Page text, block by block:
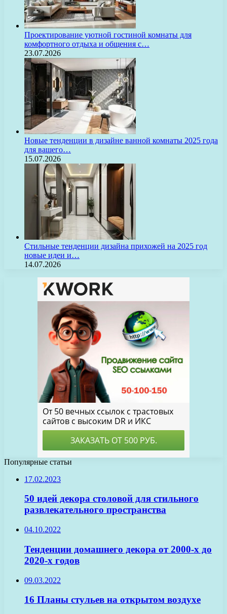
Проектирование уютной гостиной комнаты для
комфортного отдыха и общения с…
23.07.2026
Новые тенденции в дизайне ванной комнаты 2025 года
для вашего…
15.07.2026
Стильные тенденции дизайна прихожей на 2025 год
новые идеи и…
14.07.2026
Популярные статьи
17.02.2023
50 идей декора столовой для стильного
развлекательного пространства
04.10.2022
Тенденции домашнего декора от 2000-х до
2020-х годов
09.03.2022
16 Планы стульев на открытом воздухе